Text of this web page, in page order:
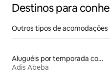
Destinos para
Outros tipos de acomodações
Aluguéis por temporada com banheira de hidromassagem
Adis Abeba